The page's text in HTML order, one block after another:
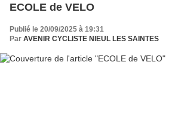
ECOLE de VELO
Publié le 20/09/2025 à 19:31
Par AVENIR CYCLISTE NIEUL LES SAINTES